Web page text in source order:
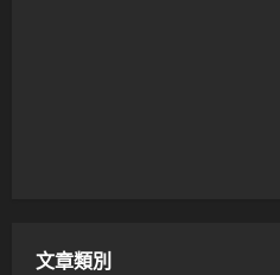
文章類別